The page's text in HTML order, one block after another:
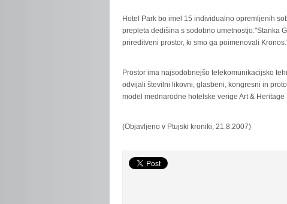
Hotel Park bo imel 15 individualno opremljenih
prepleta dedišina s sodobno umetnostjo."Stanka
prireditveni prostor, ki smo ga poimenovali
Prostor ima najsodobnejšo telekomunikacijsko
odvijali številni likovni, glasbeni, kongresni in
model mednarodne hotelske verige Art &
(Objavljeno v Ptujski kroniki, 21.8.2007)